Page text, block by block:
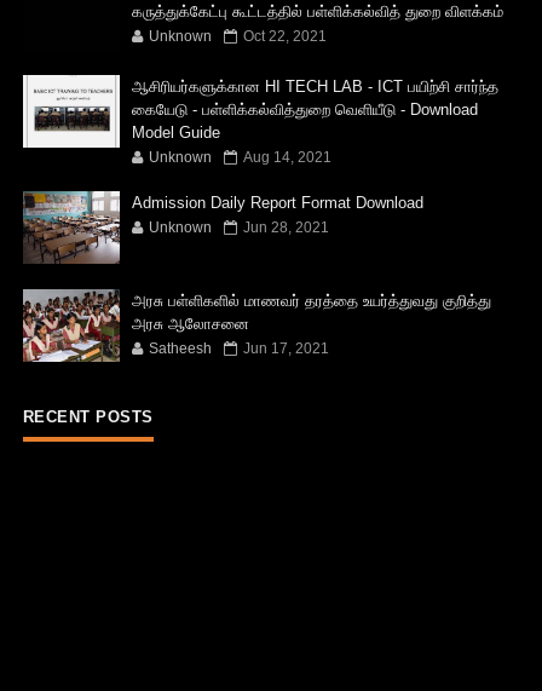
கருத்துக்கேட்பு கூட்டத்தில் பள்ளிக்கல்வித் துறை விளக்கம்
Unknown Oct 22, 2021
ஆசிரியர்களுக்கான HI TECH LAB - ICT பயிற்சி சார்ந்த
கையேடு - பள்ளிக்கல்வித்துறை வெளியீடு - Download
Model Guide
Unknown Aug 14, 2021
Admission Daily Report Format Download
Unknown Jun 28, 2021
அரசு பள்ளிகளில் மாணவர் தரத்தை உயர்த்துவது குறித்து
அரசு ஆலோசனை
Satheesh Jun 17, 2021
RECENT POSTS